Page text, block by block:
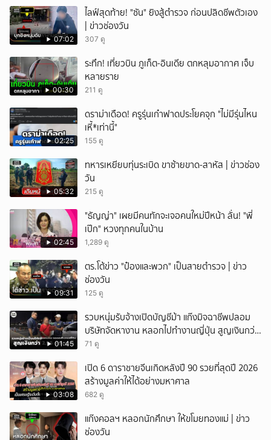
07:02
ไลฟ์สุดท้าย! "ซัน" ยิงสู้ตำรวจ ก่อนปลิดชีพตัวเอง
| ข่าวช่องวัน
307 ดู
00:30
ระทึก! เที่ยวบิน ภูเก็ต-อินเดีย ตกหลุมอากาศ เจ็บ
หลายราย
211 ดู
02:25
ดราม่าเดือด! ครูรุ่นเก๋าฟาดประโยคจุก "ไม่มีรุ่นไหน
เหี้*เท่านี้"
155 ดู
05:32
ทหารเหยียบทุ่นระเบิด ขาซ้ายขาด-สาหัส | ข่าวช่อง
วัน
215 ดู
02:45
"ธัญญ่า" เผยมีคนทักจะเจอคนใหม่ปีหน้า ลั่น! "พี่
เป๊ก" หวงทุกคนในบ้าน
1,289 ดู
09:31
ตร.โต้ข่าว "ป๋องและพวก" เป็นสายตำรวจ | ข่าว
ช่องวัน
125 ดู
01:45
รวบหนุ่มรับจ้างเปิดบัญชีม้า แก๊งมิจฉาชีพปลอม
บริษัทจัดหางาน หลอกไปทำงานญี่ปุ่น สูญเงินกว่า
2.96 แสนบาท
71 ดู
03:08
เปิด 6 ดาราชายจีนเกิดหลังปี 90 รวยที่สุดปี 2026
สร้างมูลค่าให้ได้อย่างมหาศาล
682 ดู
แก๊งคอลฯ หลอกนักศึกษา ให้ขโมยทองแม่ | ข่าว
ช่องวัน